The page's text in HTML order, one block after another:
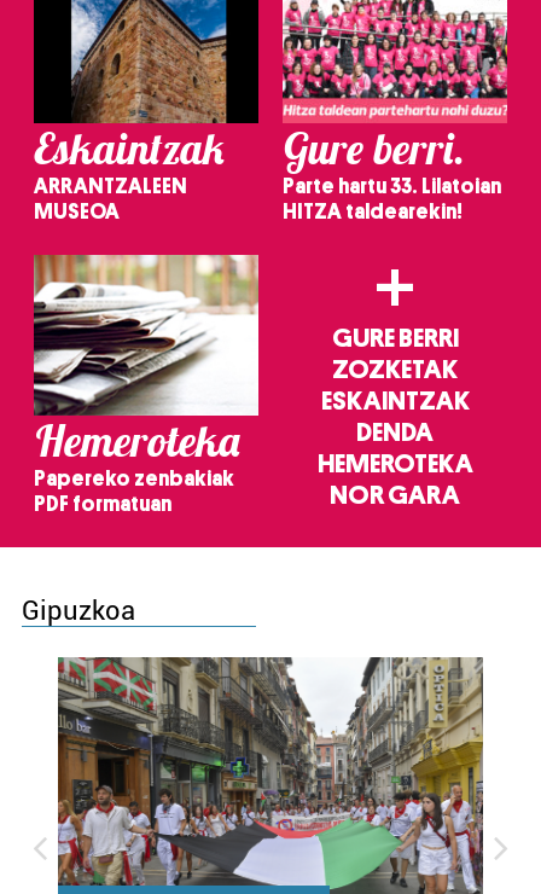
Eskaintzak
ARRANTZALEEN
MUSEOA
Gure berri.
Parte hartu 33. Lilatoian
HITZA taldearekin!
Hemeroteka
Papereko zenbakiak
PDF formatuan
+
GURE BERRI
ZOZKETAK
ESKAINTZAK
DENDA
HEMEROTEKA
NOR GARA
Gipuzkoa